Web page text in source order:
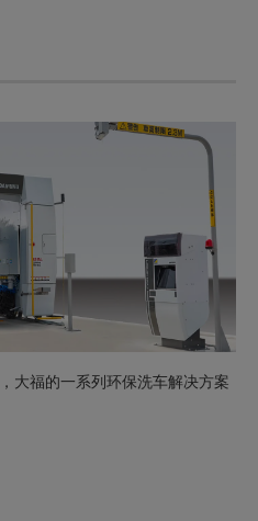
大福的一系列环保洗车解决方案